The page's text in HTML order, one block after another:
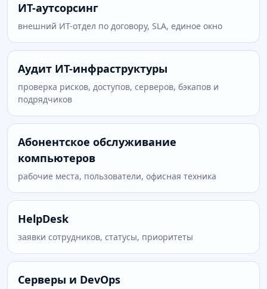
ИТ-аутсорсинг
внешний ИТ-отдел по договору, SLA, единое окно
Аудит ИТ-инфраструктуры
проверка рисков, доступов, серверов, бэкапов и
подрядчиков
Абонентское обслуживание
компьютеров
рабочие места, пользователи, офисная техника
HelpDesk
заявки сотрудников, статусы, приоритеты
Серверы и DevOps